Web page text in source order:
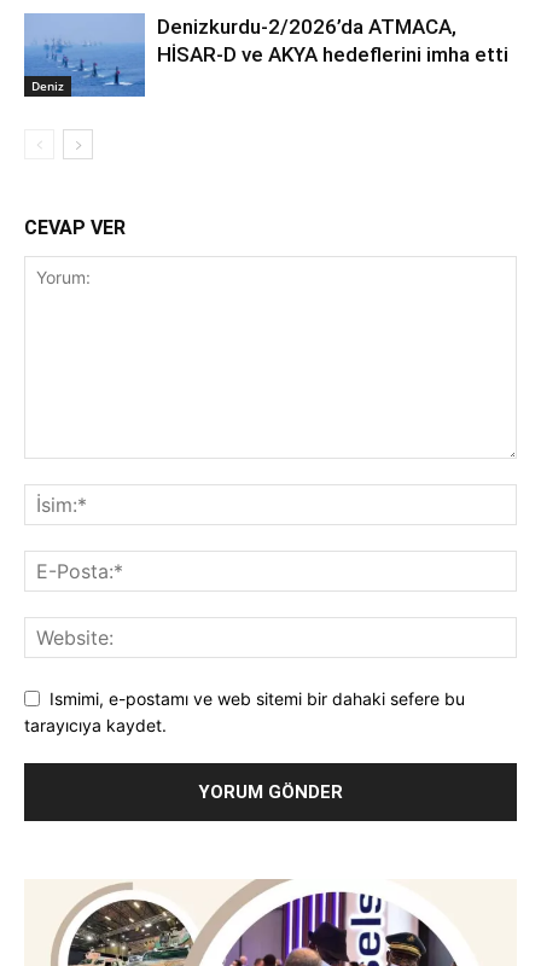
Deniz
Denizkurdu-2/2026’da ATMACA,
HİSAR-D ve AKYA hedeflerini imha etti
CEVAP VER
Ismimi, e-postamı ve web sitemi bir dahaki sefere bu
tarayıcıya kaydet.